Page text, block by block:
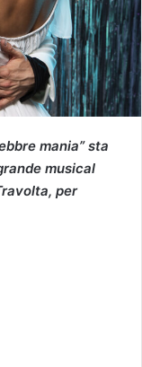
mania” sta
musical
per